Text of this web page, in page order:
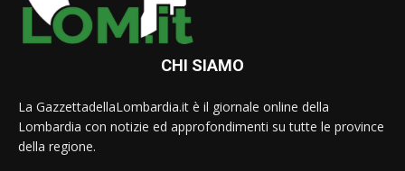
CHI SIAMO
La GazzettadellaLombardia.it è il giornale online della
Lombardia con notizie ed approfondimenti su tutte le province
della regione.